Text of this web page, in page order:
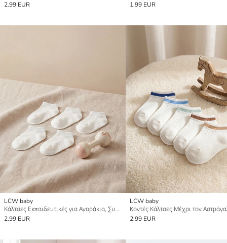
2.99 EUR
1.99 EUR
LCW baby
Κάλτσες Εκπαιδευτικές για Αγοράκια, Συσκευασία 5 Τεμαχίων
2.99 EUR
LCW baby
2.99 EUR